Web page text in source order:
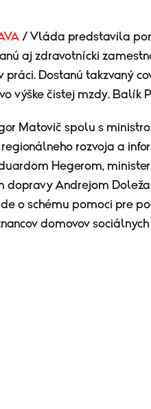
/ Vláda predstavila
aj zdravotnícki
práci. Dostanú takzvaný
výške čistej mzdy. Balík
Matovič spolu s
rozvoja a
Hegerom,
dopravy Andrejom
o schému pomoci pre
domovov